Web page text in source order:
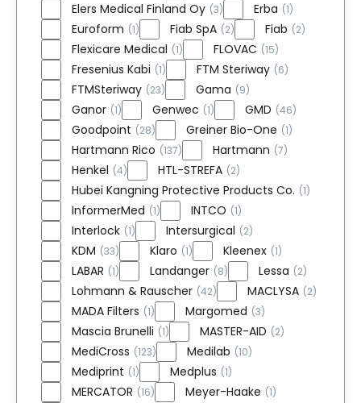
Elers Medical Finland Oy (3) Erba (1)
Euroform (1) Fiab SpA (2) Fiab (2)
Flexicare Medical (1) FLOVAC (15)
Fresenius Kabi (1) FTM Steriway (6)
FTMSteriway (23) Gama (9)
Ganor (1) Genwec (1) GMD (46)
Goodpoint (28) Greiner Bio-One (1)
Hartmann Rico (137) Hartmann (7)
Henkel (4) HTL-STREFA (2)
Hubei Kangning Protective Products Co. (1)
InformerMed (1) INTCO (1)
Interlock (1) Intersurgical (2)
KDM (33) Klaro (1) Kleenex (1)
LABAR (1) Landanger (8) Lessa (2)
Lohmann & Rauscher (42) MACLYSA (2)
MADA Filters (1) Margomed (3)
Mascia Brunelli (1) MASTER-AID (2)
MediCross (123) Medilab (10)
Mediprint (1) Medplus (1)
MERCATOR (16) Meyer-Haake (1)